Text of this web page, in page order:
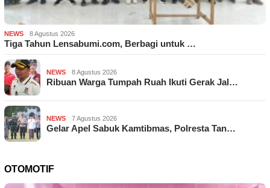
NEWS 8 Agustus 2026
Tiga Tahun Lensabumi.com, Berbagi untuk …
NEWS 8 Agustus 2026
Ribuan Warga Tumpah Ruah Ikuti Gerak Jal…
NEWS 7 Agustus 2026
Gelar Apel Sabuk Kamtibmas, Polresta Tan…
OTOMOTIF